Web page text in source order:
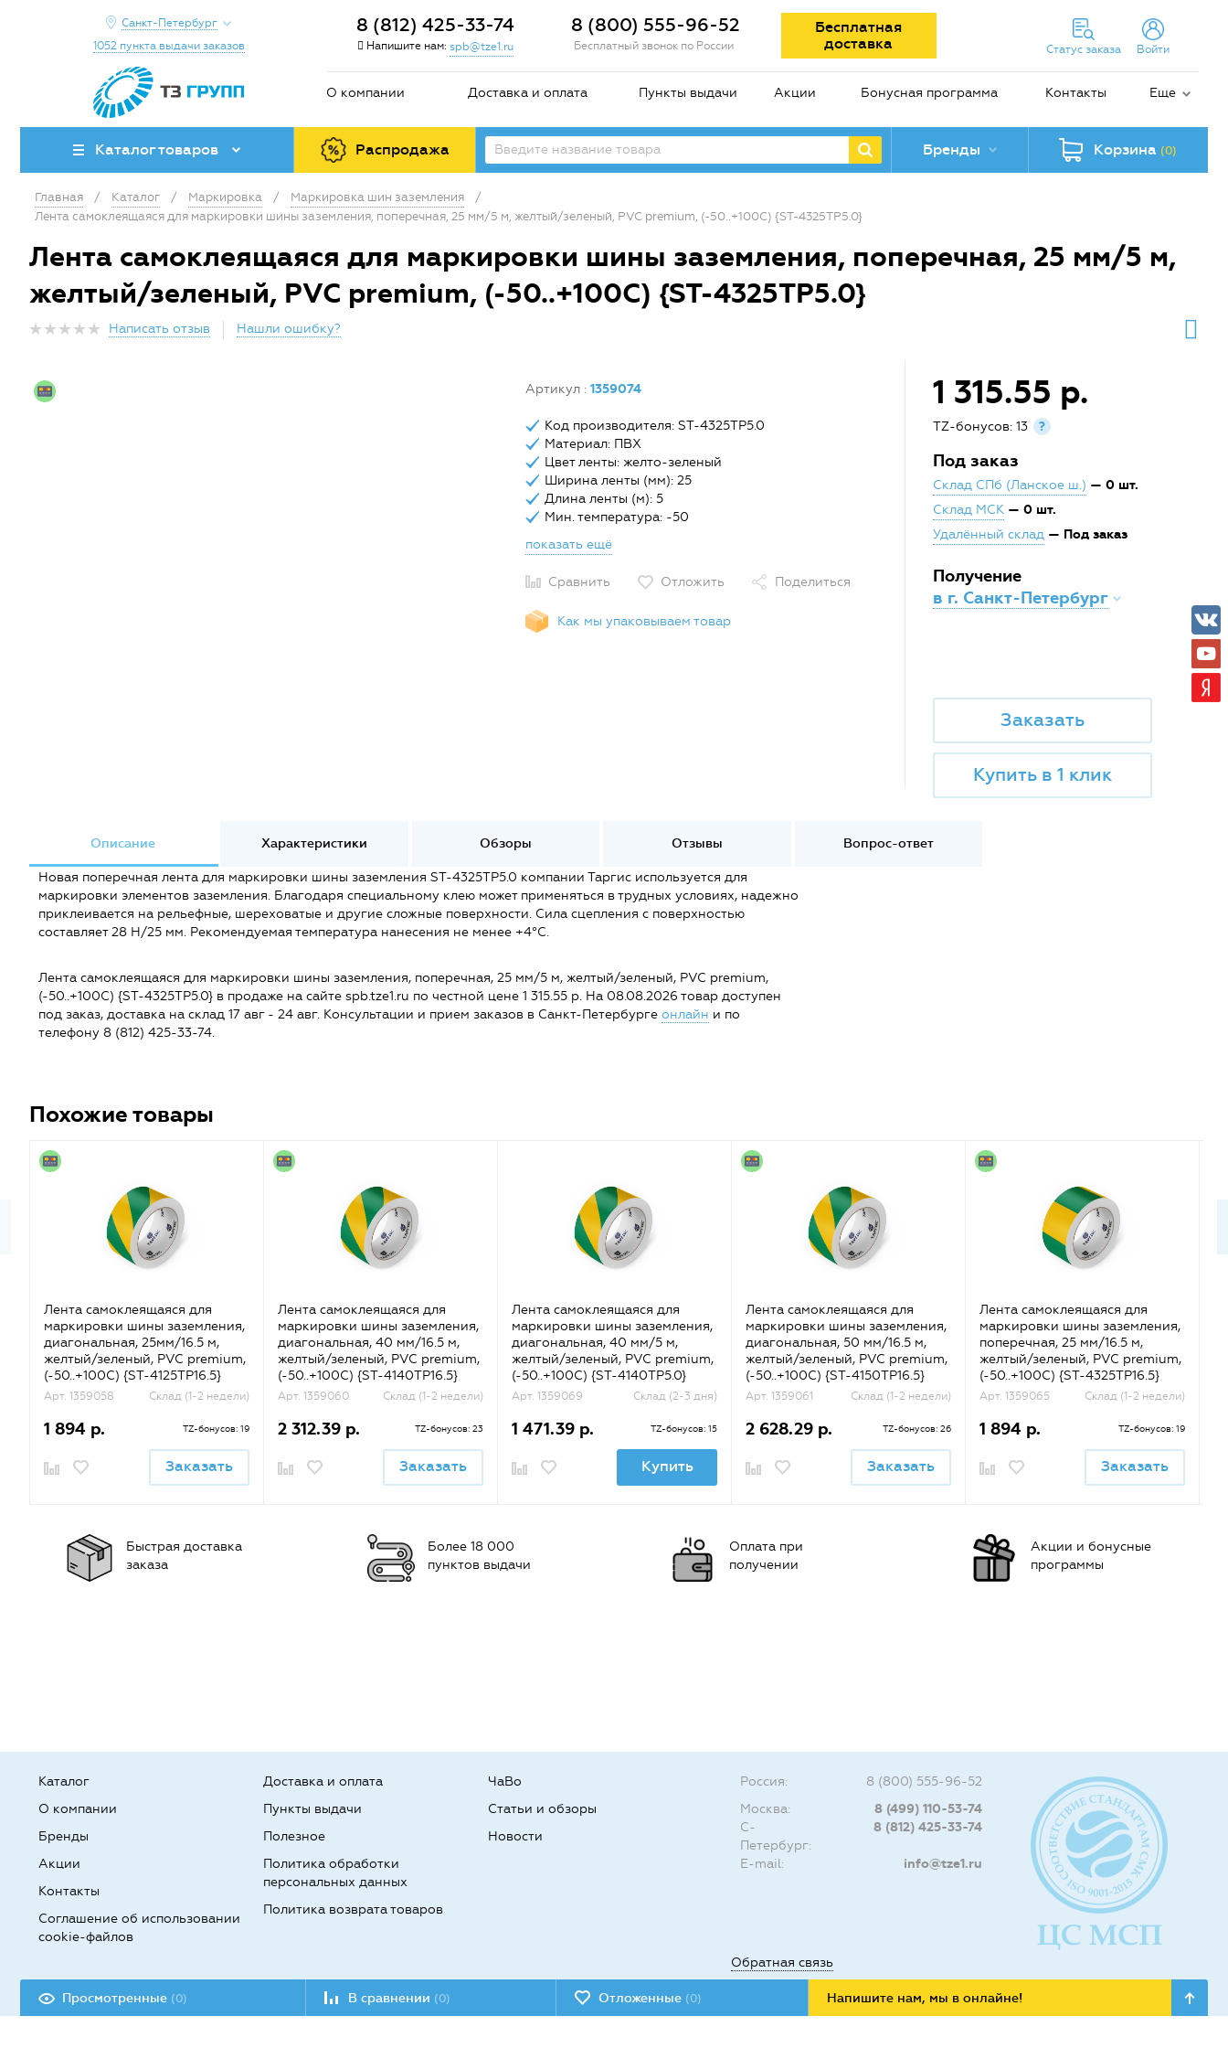
Санкт-Петербург
1052 пункта выдачи заказов
8 (812) 425-33-74
Напишите нам: spb@tze1.ru
8 (800) 555-96-52
Бесплатный звонок по России
Бесплатная
доставка
Статус заказа Войти
О компании Доставка и оплата Пункты выдачи Акции Бонусная программа Контакты Еще
Каталог товаров Распродажа Бренды Корзина (0)
Главная / Каталог / Маркировка / Маркировка шин заземления
/
Лента самоклеящаяся для маркировки шины заземления, поперечная, 25 мм/5 м, желтый/зеленый, PVC premium, (-50..+100С) {ST-4325TP5.0}
Лента самоклеящаяся для маркировки шины заземления, поперечная, 25 мм/5 м,
желтый/зеленый, PVC premium, (-50..+100С) {ST-4325TP5.0}
Написать отзыв Нашли ошибку?
Артикул : 1359074
Код производителя: ST-4325TP5.0
Материал: ПВХ
Цвет ленты: желто-зеленый
Ширина ленты (мм): 25
Длина ленты (м): 5
Мин. температура: -50
показать ещё
Сравнить Отложить Поделиться
Как мы упаковываем товар
1 315.55 р.
TZ-бонусов: 13 ?
Под заказ
Склад СПб (Ланское ш.) — 0 шт.
Склад МСК — 0 шт.
Удалённый склад — Под заказ
Получение
в г. Санкт-Петербург
Заказать
Купить в 1 клик
Описание Характеристики Обзоры Отзывы Вопрос-ответ
Новая поперечная лента для маркировки шины заземления ST-4325TP5.0 компании Таргис используется для
маркировки элементов заземления. Благодаря специальному клею может применяться в трудных условиях, надежно
приклеивается на рельефные, шереховатые и другие сложные поверхности. Сила сцепления с поверхностью
составляет 28 H/25 мм. Рекомендуемая температура нанесения не менее +4°C.
Лента самоклеящаяся для маркировки шины заземления, поперечная, 25 мм/5 м, желтый/зеленый, PVC premium,
(-50..+100С) {ST-4325TP5.0} в продаже на сайте spb.tze1.ru по честной цене 1 315.55 р. На 08.08.2026 товар доступен
под заказ, доставка на склад 17 авг - 24 авг. Консультации и прием заказов в Санкт-Петербурге онлайн и по
телефону 8 (812) 425-33-74.
Похожие товары
Лента самоклеящаяся для
маркировки шины заземления,
диагональная, 25мм/16.5 м,
желтый/зеленый, PVC premium,
(-50..+100С) {ST-4125TP16.5}
Арт. 1359058 Склад (1-2 недели)
1 894 р. TZ-бонусов: 19
Заказать
Лента самоклеящаяся для
маркировки шины заземления,
диагональная, 40 мм/16.5 м,
желтый/зеленый, PVC premium,
(-50..+100С) {ST-4140TP16.5}
Арт. 1359060 Склад (1-2 недели)
2 312.39 р. TZ-бонусов: 23
Заказать
Лента самоклеящаяся для
маркировки шины заземления,
диагональная, 40 мм/5 м,
желтый/зеленый, PVC premium,
(-50..+100С) {ST-4140TP5.0}
Арт. 1359069 Склад (2-3 дня)
1 471.39 р. TZ-бонусов: 15
Купить
Лента самоклеящаяся для
маркировки шины заземления,
диагональная, 50 мм/16.5 м,
желтый/зеленый, PVC premium,
(-50..+100С) {ST-4150TP16.5}
Арт. 1359061 Склад (1-2 недели)
2 628.29 р. TZ-бонусов: 26
Заказать
Лента самоклеящаяся для
маркировки шины заземления,
поперечная, 25 мм/16.5 м,
желтый/зеленый, PVC premium,
(-50..+100С) {ST-4325TP16.5}
Арт. 1359065 Склад (1-2 недели)
1 894 р. TZ-бонусов: 19
Заказать
Быстрая доставка
заказа
Более 18 000
пунктов выдачи
Оплата при
получении
Акции и бонусные
программы
Каталог
О компании
Бренды
Доставка и оплата
Пункты выдачи
Полезное
ЧаВо
Статьи и обзоры
Новости
Акции
Контакты
Соглашение об использовании
cookie-файлов
Политика обработки
персональных данных
Политика возврата товаров
Разработка сайта:
Россия:
8 (800) 555-96-52
Москва:
8 (499) 110-53-74
С-
Петербург:
8 (812) 425-33-74
E-mail: info@tze1.ru
Обратная связь
Просмотренные (0) В сравнении (0) Отложенные (0) Напишите нам, мы в онлайне!